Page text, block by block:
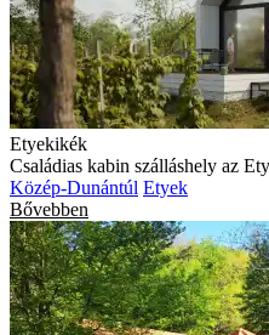
Etyekikék
Családias kabin szálláshely az
Közép-Dunántúl Etyek
Bővebben